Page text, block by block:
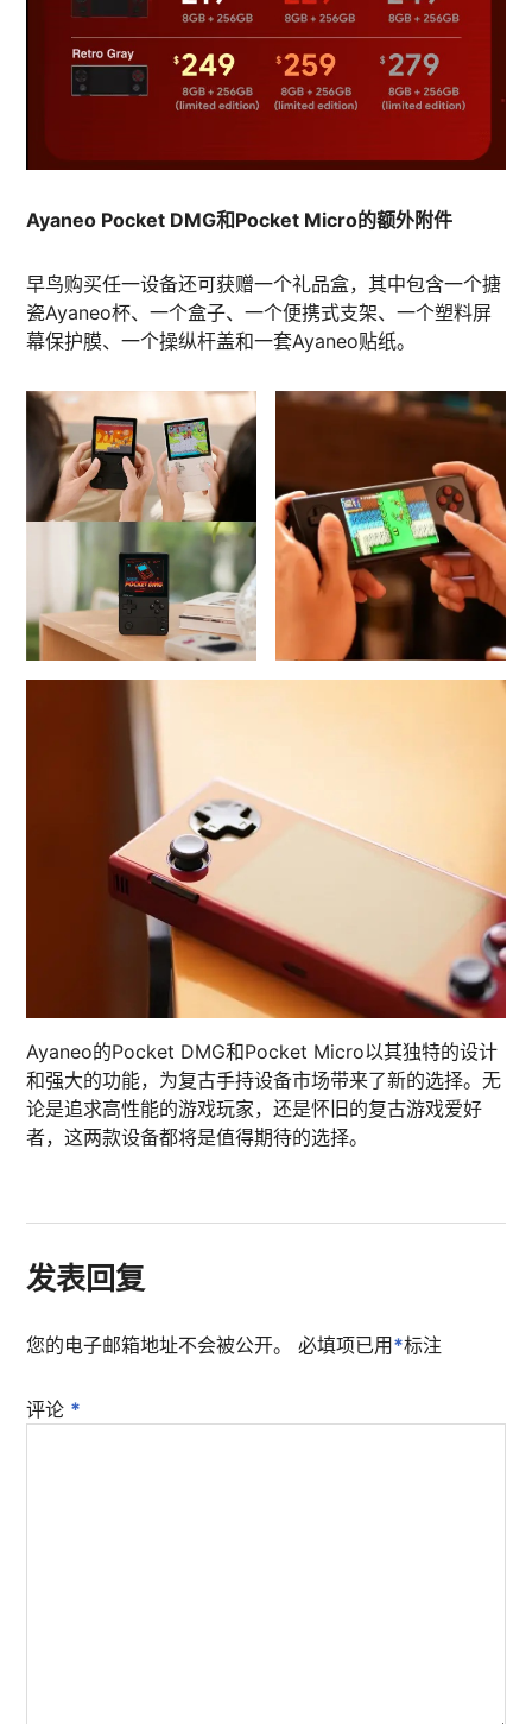
Ayaneo Pocket DMG和Pocket Micro的额外附件
早鸟购买任一设备还可获赠一个礼品盒，其中包含一个搪
瓷Ayaneo杯、一个盒子、一个便携式支架、一个塑料屏
幕保护膜、一个操纵杆盖和一套Ayaneo贴纸。
Ayaneo的Pocket DMG和Pocket Micro以其独特的设计
和强大的功能，为复古手持设备市场带来了新的选择。无
论是追求高性能的游戏玩家，还是怀旧的复古游戏爱好
者，这两款设备都将是值得期待的选择。
发表回复
您的电子邮箱地址不会被公开。 必填项已用*标注
评论 *